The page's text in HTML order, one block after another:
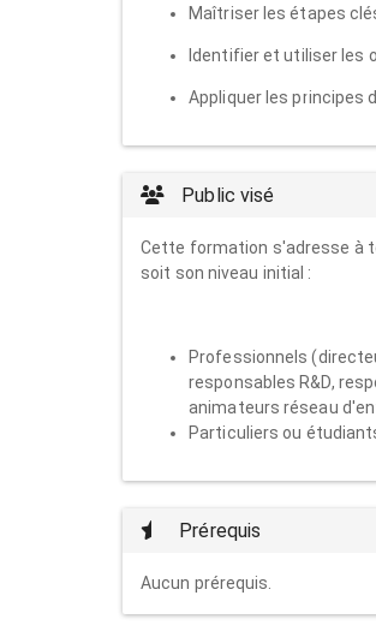
Maîtriser les étapes
Identifier et utiliser les
Appliquer les principes
Public visé
Cette formation s'adresse à
soit son niveau initial :
Professionnels
responsables R&D,
animateurs réseau
Particuliers ou
Prérequis
Aucun prérequis.